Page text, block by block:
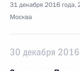
31 декабря 2016 года,
Москва
30 декабря